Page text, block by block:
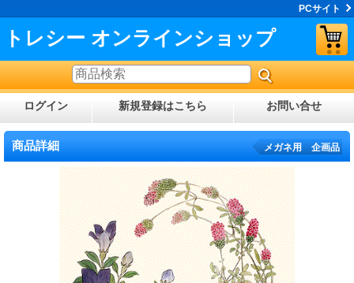
PCサイト
トレシー オンラインショップ
ログイン 新規登録はこちら お問い合せ
商品詳細 メガネ用 企画品